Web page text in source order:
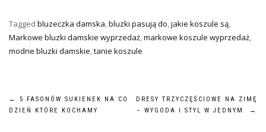
Tagged bluzeczka damska,bluzki pasują do,jakie koszule są,
Markowe bluzki damskie wyprzedaż,markowe koszule wyprzedaż,
modne bluzki damskie,tanie koszule
Nawigacja
←
5 FASONÓW SUKIENEK NA CO
DZIEŃ KTÓRE KOCHAMY
DRESY TRZYCZĘŚCIOWE NA ZIMĘ
– WYGODA I STYL W JEDNYM
→